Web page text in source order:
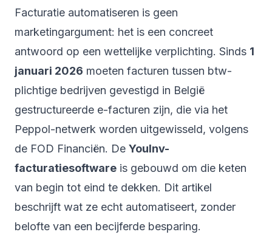
Facturatie automatiseren is geen
marketingargument: het is een concreet
antwoord op een wettelijke verplichting. Sinds 1
januari 2026 moeten facturen tussen btw-
plichtige bedrijven gevestigd in België
gestructureerde e-facturen zijn, die via het
Peppol-netwerk worden uitgewisseld, volgens
de FOD Financiën. De YouInv-
facturatiesoftware is gebouwd om die keten
van begin tot eind te dekken. Dit artikel
beschrijft wat ze echt automatiseert, zonder
belofte van een becijferde besparing.